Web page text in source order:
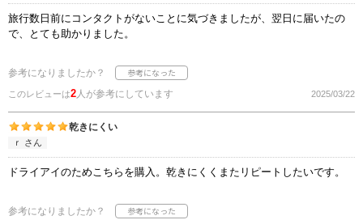
旅行数日前にコンタクトがないことに気づきましたが、翌日に届いたの
で、とても助かりました。
参考になりましたか？
このレビューは2人が参考にしています 2025/03/22
乾きにくい
ｒ さん
ドライアイのためこちらを購入。乾きにくくまたリピートしたいです。
参考になりましたか？